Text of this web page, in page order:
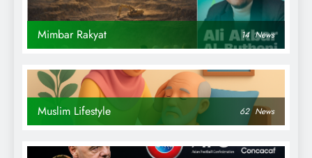
Mimbar Rakyat 14 News
Muslim Lifestyle 62 News